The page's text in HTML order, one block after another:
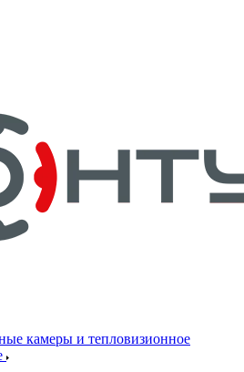
камеры и тепловизионное